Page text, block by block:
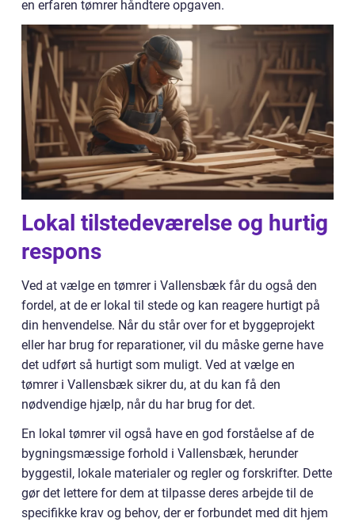
en erfaren tømrer håndtere opgaven.
Lokal tilstedeværelse og hurtig
respons
Ved at vælge en tømrer i Vallensbæk får du også den
fordel, at de er lokal til stede og kan reagere hurtigt på
din henvendelse. Når du står over for et byggeprojekt
eller har brug for reparationer, vil du måske gerne have
det udført så hurtigt som muligt. Ved at vælge en
tømrer i Vallensbæk sikrer du, at du kan få den
nødvendige hjælp, når du har brug for det.
En lokal tømrer vil også have en god forståelse af de
bygningsmæssige forhold i Vallensbæk, herunder
byggestil, lokale materialer og regler og forskrifter. Dette
gør det lettere for dem at tilpasse deres arbejde til de
specifikke krav og behov, der er forbundet med dit hjem